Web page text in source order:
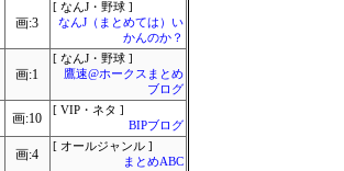
画:3
[ なんJ・野球 ]
なんJ（まとめては）い
かんのか？
画:1
[ なんJ・野球 ]
鷹速@ホークスまとめ
ブログ
画:10
[ VIP・ネタ ]
BIPブログ
画:4
[ オールジャンル ]
まとめABC